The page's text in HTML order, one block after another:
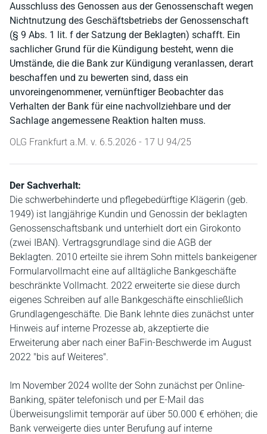
Ausschluss des Genossen aus der Genossenschaft wegen
Nichtnutzung des Geschäftsbetriebs der Genossenschaft
(§ 9 Abs. 1 lit. f der Satzung der Beklagten) schafft. Ein
sachlicher Grund für die Kündigung besteht, wenn die
Umstände, die die Bank zur Kündigung veranlassen, derart
beschaffen und zu bewerten sind, dass ein
unvoreingenommener, vernünftiger Beobachter das
Verhalten der Bank für eine nachvollziehbare und der
Sachlage angemessene Reaktion halten muss.
OLG Frankfurt a.M. v. 6.5.2026 - 17 U 94/25
Der Sachverhalt:
Die schwerbehinderte und pflegebedürftige Klägerin (geb.
1949) ist langjährige Kundin und Genossin der beklagten
Genossenschaftsbank und unterhielt dort ein Girokonto
(zwei IBAN). Vertragsgrundlage sind die AGB der
Beklagten. 2010 erteilte sie ihrem Sohn mittels bankeigener
Formularvollmacht eine auf alltägliche Bankgeschäfte
beschränkte Vollmacht. 2022 erweiterte sie diese durch
eigenes Schreiben auf alle Bankgeschäfte einschließlich
Grundlagengeschäfte. Die Bank lehnte dies zunächst unter
Hinweis auf interne Prozesse ab, akzeptierte die
Erweiterung aber nach einer BaFin-Beschwerde im August
2022 "bis auf Weiteres".
Im November 2024 wollte der Sohn zunächst per Online-
Banking, später telefonisch und per E-Mail das
Überweisungslimit temporär auf über 50.000 € erhöhen; die
Bank verweigerte dies unter Berufung auf interne